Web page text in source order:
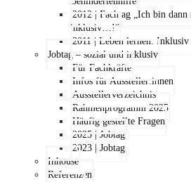
2012 | Fachtag „Ich bin dann
inklusiv…!“
2011 | Leben lernen:
Jobtag – sozial und inklusiv
Für Fachkräfte
Infos für Aussteller:innen
Ausstellerverzeichnis
Rahmenprogramm 2025
Häufig gestellte Fragen
2025 | Jobtag
2023 | Jobtag
Inhouse
Referenzen